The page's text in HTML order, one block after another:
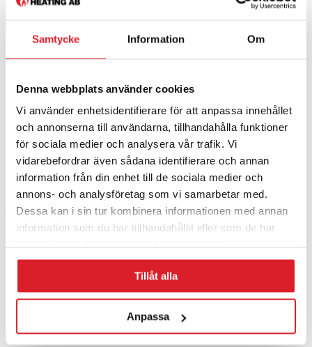
Samtycke Information Om
Denna webbplats använder cookies
Vi använder enhetsidentifierare för att anpassa innehållet
och annonserna till användarna, tillhandahålla funktioner
för sociala medier och analysera vår trafik. Vi
vidarebefordrar även sådana identifierare och annan
information från din enhet till de sociala medier och
annons- och analysföretag som vi samarbetar med.
Dessa kan i sin tur kombinera informationen med annan
information som du har tillhandahållit eller som de har
Tillåt alla
Anpassa
(Skruvmotor SPG 40W bör också användas till RB20 om
Ytterligare information
Vikt 3.5 kg
Kontakta oss
Adress:
Hagavägen 9, 518 40
Sjömarken, Sverige
Telefon: +46 (0)33-15 04 70
E-post: info@lindquistheating.se